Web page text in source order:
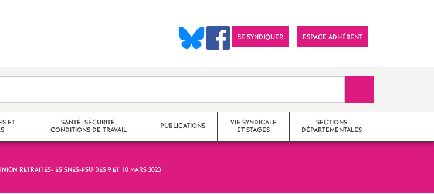
SE SYNDIQUER ESPACE ADHÉRENT
ET
SANTÉ, SÉCURITÉ,
CONDITIONS DE TRAVAIL
PUBLICATIONS
VIE SYNDICALE
ET STAGES
SECTIONS
DÉPARTEMENTALES
RETRAITÉS- ES SNES-FSU DES 9 ET 10 MARS 2023